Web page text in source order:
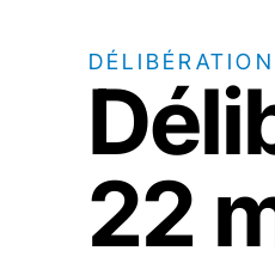
DÉLIBÉRATION
22